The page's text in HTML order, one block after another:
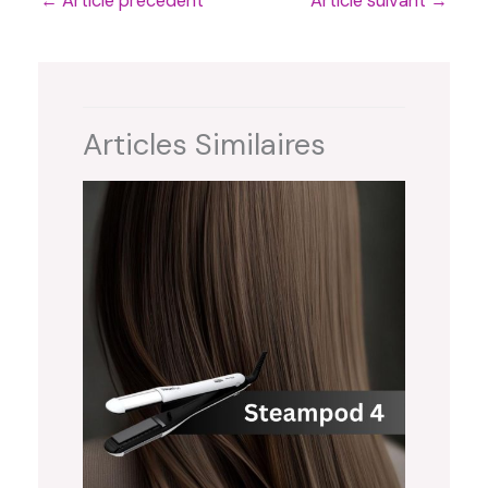
Articles Similaires